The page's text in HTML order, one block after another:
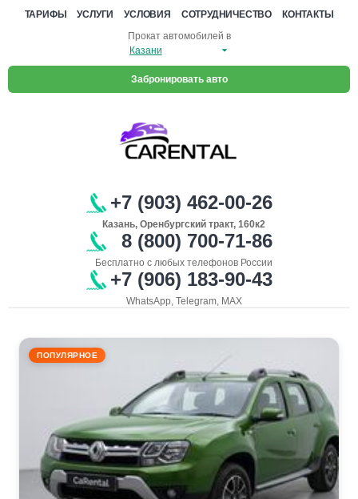
ТАРИФЫ УСЛУГИ УСЛОВИЯ СОТРУДНИЧЕСТВО
КОНТАКТЫ
Прокат автомобилей в
Забронировать авто
+7 (903) 462-00-26
Казань, Оренбургский тракт, 160к2
8 (800) 700-71-86
Бесплатно с любых телефонов России
+7 (906) 183-90-43
WhatsApp, Telegram, MAX
ПОПУЛЯРНОЕ